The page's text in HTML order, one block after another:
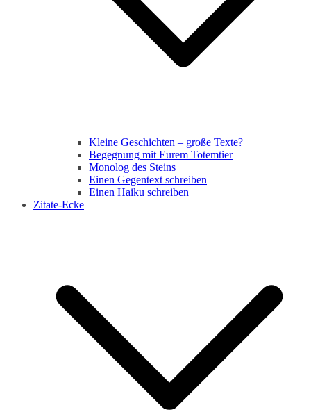
Kleine Geschichten – große Texte?
Begegnung mit Eurem Totemtier
Monolog des Steins
Einen Gegentext schreiben
Einen Haiku schreiben
Zitate-Ecke